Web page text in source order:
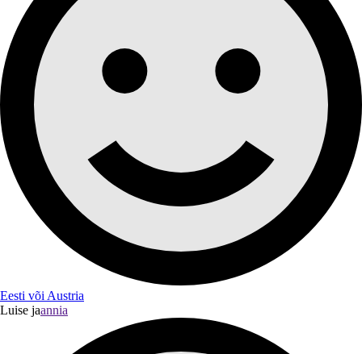
Eesti või Austria
Luise jaannia